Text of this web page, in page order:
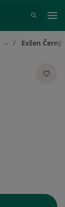
Změna města
Evžen Černý